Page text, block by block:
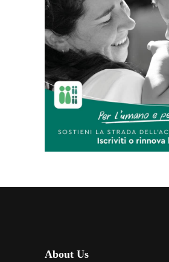
About Us